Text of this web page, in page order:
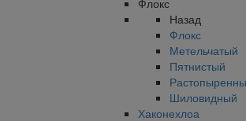
Флокс
Назад
Флокс
Метельчатый
Пятнистый
Шиловидный
Хаконехлоа